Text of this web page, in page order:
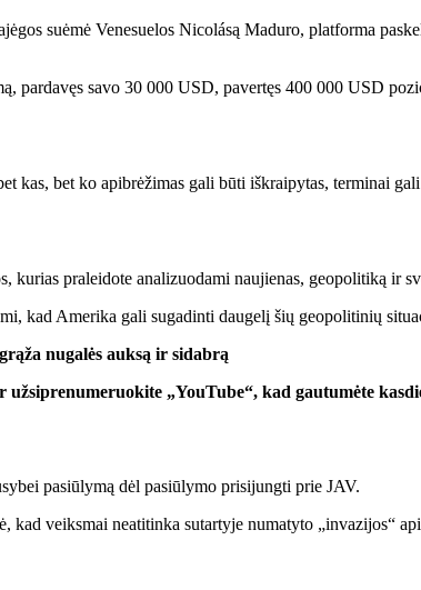
suėmė Venesuelos Nicolásą Maduro, platforma
pardavęs savo 30 000 USD, pavertęs 400 000 USD
bet ko apibrėžimas gali būti iškraipytas, terminai
kurias praleidote analizuodami naujienas, geopolitiką ir
kad Amerika gali sugadinti daugelį šių geopolitinių
nugalės auksą ir sidabrą
„YouTube“, kad gautumėte
pasiūlymą dėl pasiūlymo prisijungti prie JAV.
kad veiksmai neatitinka sutartyje numatyto „invazijos“